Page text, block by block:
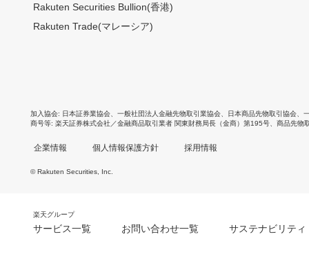
Rakuten Securities Bullion(香港)
Rakuten Trade(マレーシア)
加入協会 日本証券業協会 一般社団法人金融先物取引業協会 日本商品先物取引協会
商号等 楽天証券株式会社／金融商品取引業者 関東財務局長（金商）第195号、商品先物
企業情報 個人情報保護方針 採用情報
© Rakuten Securities, Inc.
楽天グループ
サービス一覧 お問い合わせ一覧 サステナビリティ